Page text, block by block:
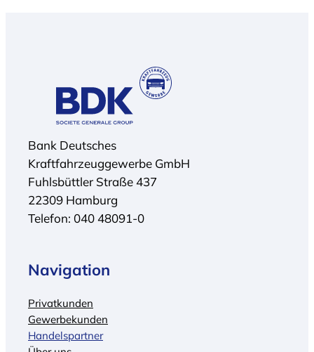
Bank Deutsches
Kraftfahrzeuggewerbe GmbH
Fuhlsbüttler Straße 437
22309 Hamburg
Telefon: 040 48091-0
Navigation
Privatkunden
Gewerbekunden
Handelspartner